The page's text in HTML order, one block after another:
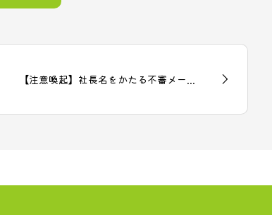
【注意喚起】社長名をかたる不審メー...